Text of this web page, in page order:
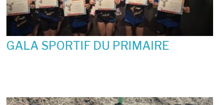
GALA SPORTIF DU PRIMAIRE